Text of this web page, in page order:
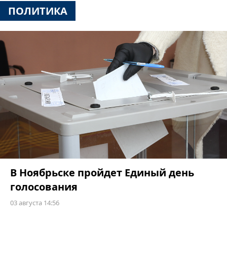
ПОЛИТИКА
В Ноябрьске пройдет Единый день
голосования
03 августа 14:56